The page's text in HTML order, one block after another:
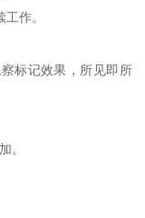
作。
标记效果，所见即所
。